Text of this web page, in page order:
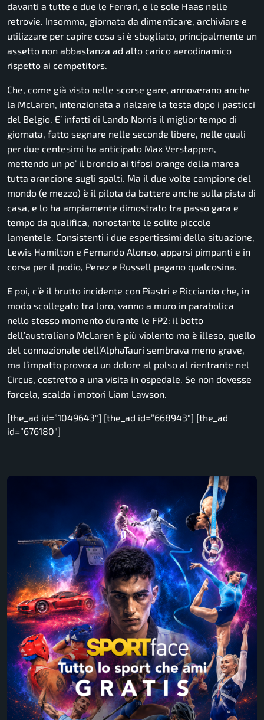
davanti a tutte e due le Ferrari, e le sole Haas nelle
retrovie. Insomma, giornata da dimenticare, archiviare e
utilizzare per capire cosa si è sbagliato, principalmente un
assetto non abbastanza ad alto carico aerodinamico
rispetto ai competitors.
Che, come già visto nelle scorse gare, annoverano anche
la McLaren, intenzionata a rialzare la testa dopo i pasticci
del Belgio. E’ infatti di Lando Norris il miglior tempo di
giornata, fatto segnare nelle seconde libere, nelle quali
per due centesimi ha anticipato Max Verstappen,
mettendo un po’ il broncio ai tifosi orange della marea
tutta arancione sugli spalti. Ma il due volte campione del
mondo (e mezzo) è il pilota da battere anche sulla pista di
casa, e lo ha ampiamente dimostrato tra passo gara e
tempo da qualifica, nonostante le solite piccole
lamentele. Consistenti i due espertissimi della situazione,
Lewis Hamilton e Fernando Alonso, apparsi pimpanti e in
corsa per il podio, Perez e Russell pagano qualcosina.
E poi, c’è il brutto incidente con Piastri e Ricciardo che, in
modo scollegato tra loro, vanno a muro in parabolica
nello stesso momento durante le FP2: il botto
dell’australiano McLaren è più violento ma è illeso, quello
del connazionale dell’AlphaTauri sembrava meno grave,
ma l’impatto provoca un dolore al polso al rientrante nel
Circus, costretto a una visita in ospedale. Se non dovesse
farcela, scalda i motori Liam Lawson.
[the_ad id=”1049643″] [the_ad id=”668943″] [the_ad
id=”676180″]